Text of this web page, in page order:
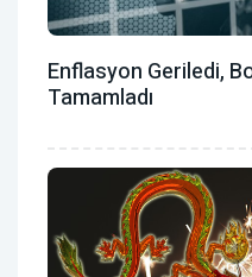
Enflasyon Geriledi,
Tamamladı